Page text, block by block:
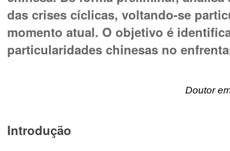
das crises cíclicas, voltando-se
momento atual. O objetivo é
particularidades chinesas no
Doutor
Introdução